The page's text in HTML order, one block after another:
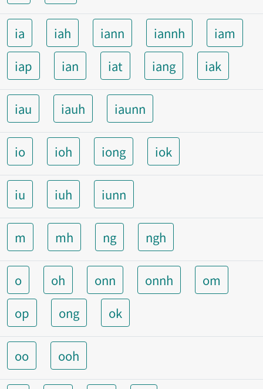
ia iah iann iannh
iam
iap
ian iat iang iak
iau iauh iaunn
io ioh iong iok
iu iuh iunn
m mh ng ngh
o oh onn onnh
om
op
ong ok
oo ooh